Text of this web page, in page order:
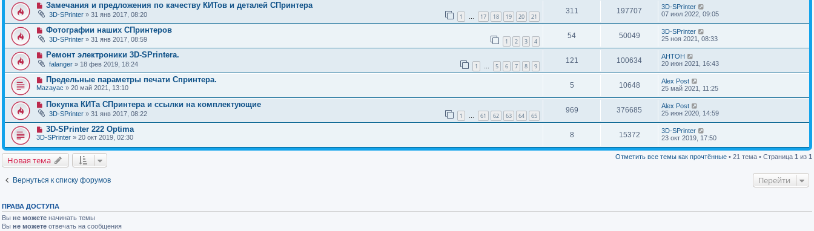
Замечания и предложения по качеству КИТов и деталей СПринтера
3D-SPrinter » 31 янв 2017, 08:20 1 … 17 18 19 20 21
311 197707
3D-SPrinter
07 июл 2022, 09:05
Фотографии наших СПринтеров
3D-SPrinter » 31 янв 2017, 08:59 1 2 3 4
54 50049
3D-SPrinter
25 ноя 2021, 08:33
Ремонт электроники 3D-SPrintera.
falanger » 18 фев 2019, 18:24 1 … 5 6 7 8 9
121 100634
AHTOH
20 июн 2021, 16:43
Предельные параметры печати Спринтера.
Mazayac » 20 май 2021, 13:10 5 10648
Alex Post
25 май 2021, 11:25
Покупка КИТа СПринтера и ссылки на комплектующие
3D-SPrinter » 31 янв 2017, 08:22 1 … 61 62 63 64 65
969 376685
Alex Post
25 июн 2020, 14:59
3D-SPrinter 222 Optima
3D-SPrinter » 20 окт 2019, 02:30 8 15372
3D-SPrinter
23 окт 2019, 17:50
Новая тема Отметить все темы как прочтённые • 21 тема • Страница 1 из 1
Вернуться к списку форумов Перейти
ПРАВА ДОСТУПА
Вы не можете начинать темы
Вы не можете отвечать на сообщения